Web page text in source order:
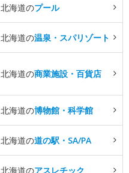
北海道のプール
北海道の温泉・スパリゾート
北海道の商業施設・百貨店
北海道の博物館・科学館
北海道の道の駅・SA/PA
北海道のアスレチック